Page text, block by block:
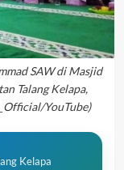
SAW di Masjid
Talang Kelapa,
YouTube)
Kelapa